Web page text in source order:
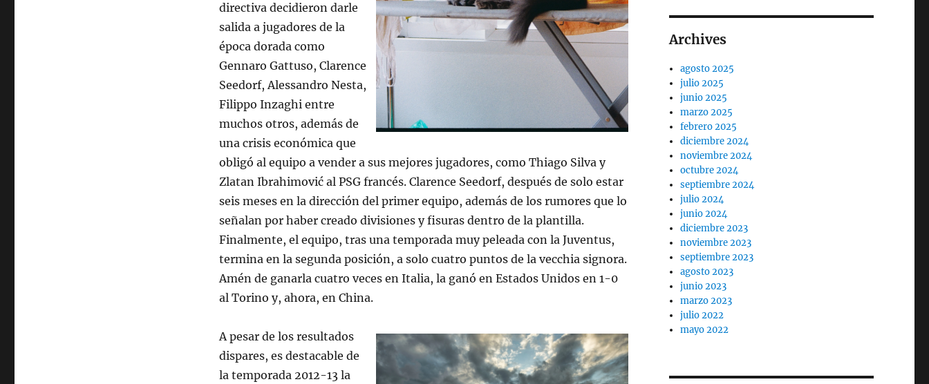
directiva decidieron darle
salida a jugadores de la
época dorada como
Gennaro Gattuso, Clarence
Seedorf, Alessandro Nesta,
Filippo Inzaghi entre
muchos otros, además de
una crisis económica que
obligó al equipo a vender a sus mejores jugadores, como Thiago Silva y
Zlatan Ibrahimović al PSG francés. Clarence Seedorf, después de solo estar
seis meses en la dirección del primer equipo, además de los rumores que lo
señalan por haber creado divisiones y fisuras dentro de la plantilla.
Finalmente, el equipo, tras una temporada muy peleada con la Juventus,
termina en la segunda posición, a solo cuatro puntos de la vecchia signora.
Amén de ganarla cuatro veces en Italia, la ganó en Estados Unidos en 1-0
al Torino y, ahora, en China.
A pesar de los resultados
dispares, es destacable de
la temporada 2012-13 la
Archives
agosto 2025
julio 2025
junio 2025
marzo 2025
febrero 2025
diciembre 2024
noviembre 2024
octubre 2024
septiembre 2024
julio 2024
junio 2024
diciembre 2023
noviembre 2023
septiembre 2023
agosto 2023
junio 2023
marzo 2023
julio 2022
mayo 2022